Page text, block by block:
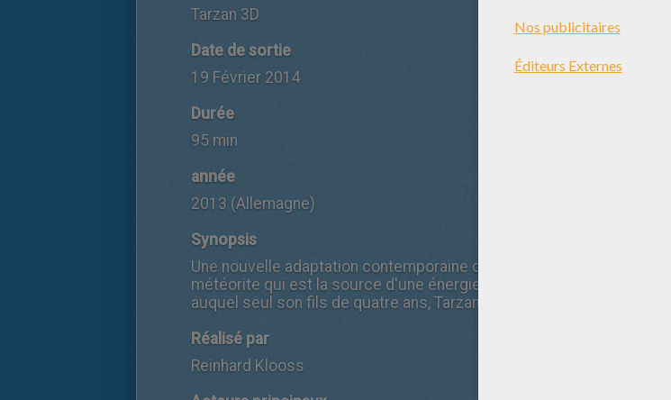
Tarzan 3D
Date de sortie
19 Février 2014
Durée
95 min
année
2013 (Allemagne)
Synopsis
Une nouvelle adaptation contemporaine du héros légendaire : au
météorite qui est la source d'une énergie colossale. En essayant
auquel seul son fils de quatre ans, Tarzan, survivra. Perdu au milieu
Réalisé par
Reinhard Klooss